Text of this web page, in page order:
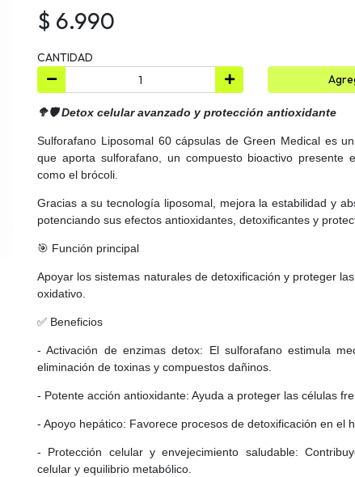
$ 6.990
CANTIDAD
🥦🛡️ Detox celular avanzado y protección antioxidante
Sulforafano Liposomal 60 cápsulas de Green Medical es
que aporta sulforafano, un compuesto bioactivo presente
como el brócoli.
Gracias a su tecnología liposomal, mejora la estabilidad y
potenciando sus efectos antioxidantes, detoxificantes y
🎯 Función principal
Apoyar los sistemas naturales de detoxificación y proteger
oxidativo.
✅ Beneficios
- Activación de enzimas detox: El sulforafano estimula
eliminación de toxinas y compuestos dañinos.
- Potente acción antioxidante: Ayuda a proteger las células
- Apoyo hepático: Favorece procesos de detoxificación en el
- Protección celular y envejecimiento saludable:
celular y equilibrio metabólico.